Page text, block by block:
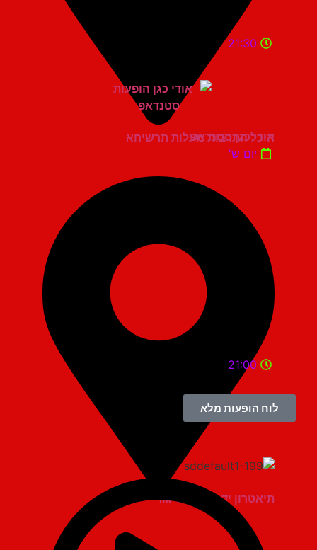
היכל התרבות מעלות תרשיחא
21:30
אודי כגן סטנדאפ
יום ש'
תיאטרון יד למגינים יגור
21:00
לוח הופעות מלא